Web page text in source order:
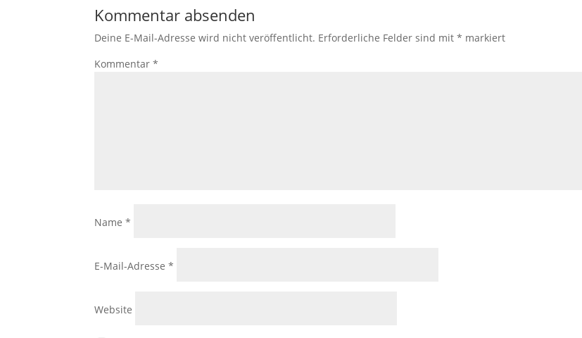
Kommentar absenden
Deine E-Mail-Adresse wird nicht veröffentlicht. Erforderliche Felder sind mit* markiert
Kommentar*
Name*
E-Mail-Adresse*
Website